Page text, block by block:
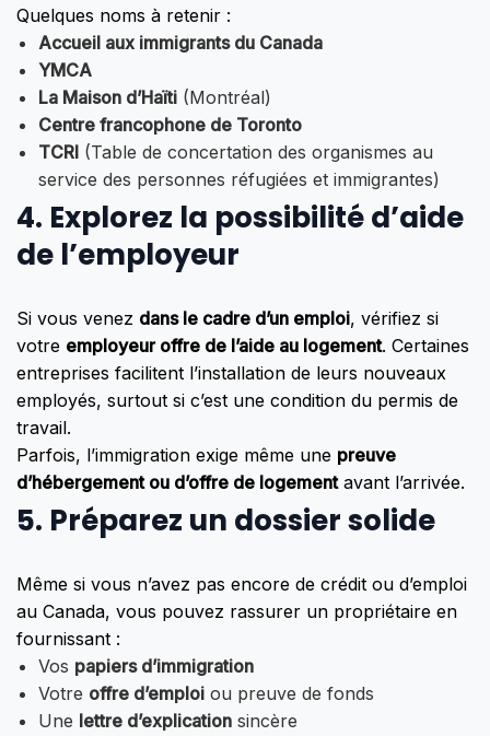
Quelques noms à retenir :
Accueil aux immigrants du Canada
YMCA
La Maison d’Haïti (Montréal)
Centre francophone de Toronto
TCRI (Table de concertation des organismes au
service des personnes réfugiées et immigrantes)
4. Explorez la possibilité d’aide
de l’employeur
Si vous venez dans le cadre d’un emploi, vérifiez si
votre employeur offre de l’aide au logement. Certaines
entreprises facilitent l’installation de leurs nouveaux
employés, surtout si c’est une condition du permis de
travail.
Parfois, l’immigration exige même une preuve
d’hébergement ou d’offre de logementavant l’arrivée.
5. Préparez un dossier solide
Même si vous n’avez pas encore de crédit ou d’emploi
au Canada, vous pouvez rassurer un propriétaire en
fournissant :
Vos papiers d’immigration
Votre offre d’emploi ou preuve de fonds
Une lettre d’explication sincère